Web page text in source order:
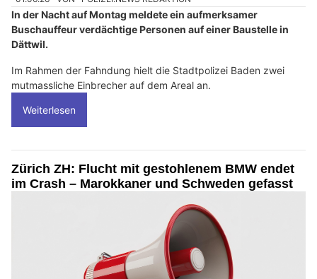
In der Nacht auf Montag meldete ein aufmerksamer
Buschauffeur verdächtige Personen auf einer Baustelle in
Dättwil.
Im Rahmen der Fahndung hielt die Stadtpolizei Baden zwei
mutmassliche Einbrecher auf dem Areal an.
Weiterlesen
Zürich ZH: Flucht mit gestohlenem BMW endet
im Crash – Marokkaner und Schweden gefasst